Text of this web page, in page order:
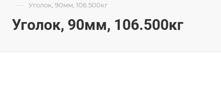
— Уголок, 90мм, 106.500кг
Уголок, 90мм, 106.500кг